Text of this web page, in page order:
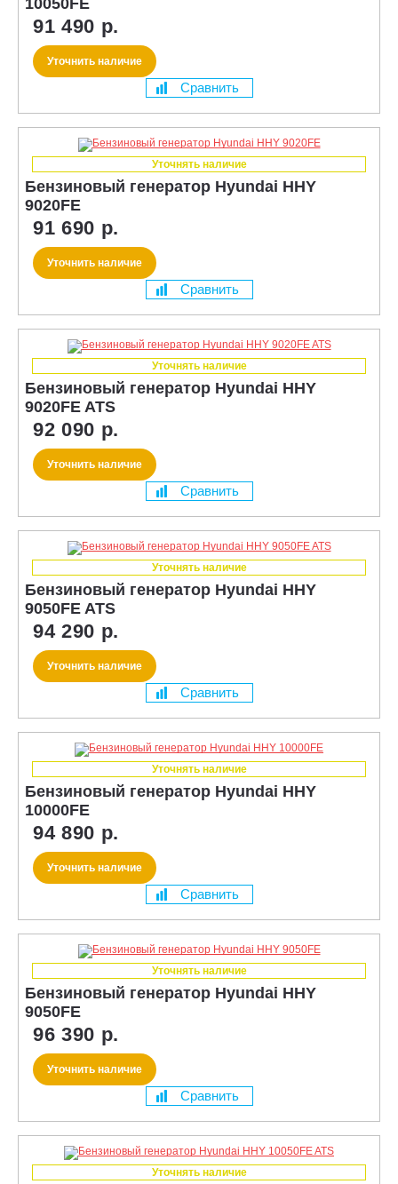
91 490 р.
Уточнить наличие
Сравнить
Уточнять наличие
Бензиновый генератор Hyundai HHY
9020FE
91 690 р.
Уточнить наличие
Сравнить
Уточнять наличие
Бензиновый генератор Hyundai HHY
9020FE ATS
92 090 р.
Уточнить наличие
Сравнить
Уточнять наличие
Бензиновый генератор Hyundai HHY
9050FE ATS
94 290 р.
Уточнить наличие
Сравнить
Уточнять наличие
Бензиновый генератор Hyundai HHY
10000FE
94 890 р.
Уточнить наличие
Сравнить
Уточнять наличие
Бензиновый генератор Hyundai HHY
9050FE
96 390 р.
Уточнить наличие
Сравнить
Уточнять наличие